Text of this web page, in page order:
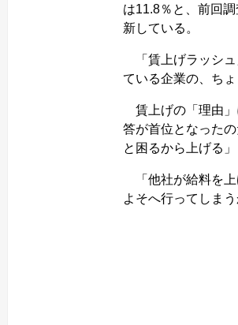
は11.8％と、前回
新している。
「賃上げラッシュ
ている企業の、ち
賃上げの「理由」
答が首位となった
と困るから上げる
「他社が給料を上
よそへ行ってしま